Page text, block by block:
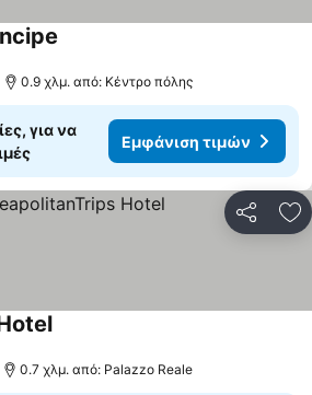
0.9 χλμ. από: Κέντρο πόλης
για να
Εμφάνιση τιμών
0.7 χλμ. από: Palazzo Reale